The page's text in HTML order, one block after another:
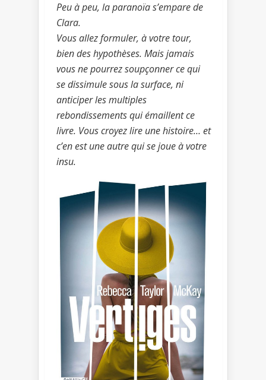
Peu à peu, la paranoïa s’empare de
Clara.
Vous allez formuler, à votre tour,
bien des hypothèses. Mais jamais
vous ne pourrez soupçonner ce qui
se dissimule sous la surface, ni
anticiper les multiples
rebondissements qui émaillent ce
livre. Vous croyez lire une histoire… et
c’en est une autre qui se joue à votre
insu.